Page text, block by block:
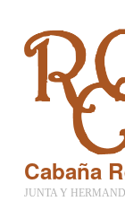
Cabaña
JUNTA Y